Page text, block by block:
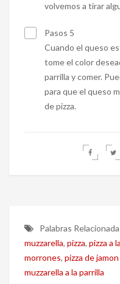
volvemos a tirar
Pasos 5
Cuando el queso
tome el color
parrilla y comer.
para que el queso
de pizza.
Palabras
muzzarella, pizza, pizza a
morrones, pizza de
muzzarella a la parrilla